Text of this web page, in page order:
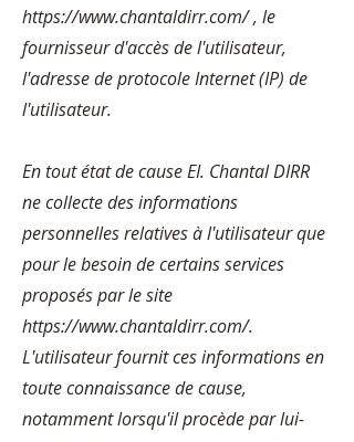
https://www.chantaldirr.com/, le
fournisseur d'accès de l'utilisateur,
l'adresse de protocole Internet (IP) de
l'utilisateur.
En tout état de cause EI. Chantal DIRR
ne collecte des informations
personnelles relatives à l'utilisateur que
pour le besoin de certains services
proposés par le site
https://www.chantaldirr.com/.
L'utilisateur fournit ces informations en
toute connaissance de cause,
notamment lorsqu'il procède par lui-